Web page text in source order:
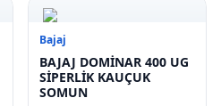
Bajaj
BAJAJ DOMİNAR 400 UG
SİPERLİK KAUÇUK
SOMUN